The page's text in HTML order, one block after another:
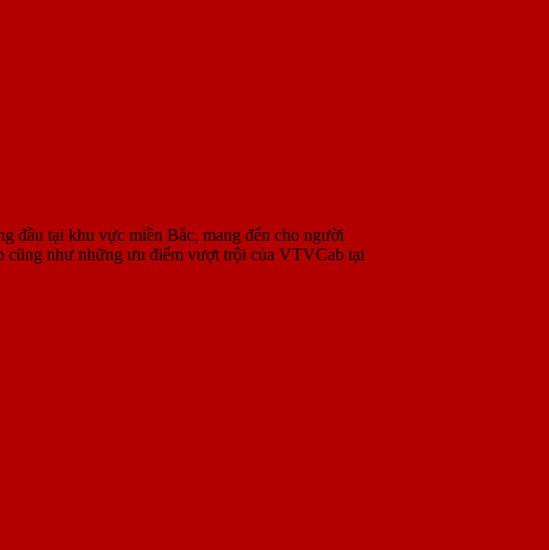
đầu tại khu vực miền Bắc, mang đến cho người
cũng như những ưu điểm vượt trội của VTVCab tại